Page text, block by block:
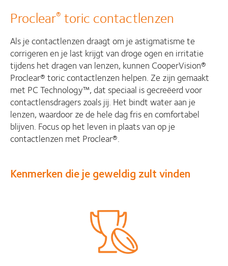
Proclear® toric contactlenzen
Als je contactlenzen draagt om je astigmatisme te
corrigeren en je last krijgt van droge ogen en irritatie
tijdens het dragen van lenzen, kunnen CooperVision®
Proclear® toric contactlenzen helpen. Ze zijn gemaakt
met PC Technology™, dat speciaal is gecreëerd voor
contactlensdragers zoals jij. Het bindt water aan je
lenzen, waardoor ze de hele dag fris en comfortabel
blijven. Focus op het leven in plaats van op je
contactlenzen met Proclear®.
Kenmerken die je geweldig zult vinden